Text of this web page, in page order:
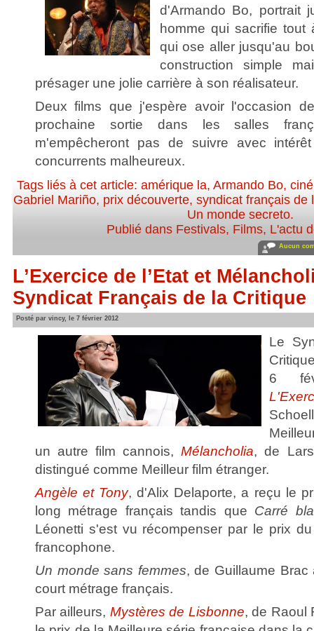
d'Armando Bo, portrait
homme qui sacrifie
qui ose aller jusqu'au
construction simple
présager une jolie carrière à son réalisateur.
Deux films que j'espère avoir l'occasion
prochaine sortie dans les salles
m'empêcheront pas de suivre avec
concurrents malheureux.
Tags liés à cet article: amérique la, Armando Bo,
Gabriel Mariño, prix découverte, syndicat français de
Un monde secreto.
Publié dans Festivals, Films, L'actu
Aucun
L’Exercice de l’Etat et
Syndicat Français de la Critique
Posté par vincy, le 7 février 2012
Le
6
un autre film cannois,Mélancholia, de
distingué comme Meilleur film étranger.
Angèle et Tony, d'Alix Delaporte, a reçu le
long métrage français tandis que Carré
Léonetti s'est vu récompenser par le prix
francophone.
Un monde sans femmes, de Guillaume
court métrage français.
Par ailleurs, Mystères de Lisbonne, de Raoul